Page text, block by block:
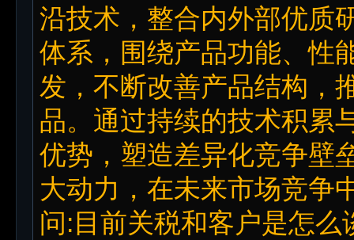
沿技术，整合内外部优质
体系，围绕产品功能、性
发，不断改善产品结构，
品。通过持续的技术积累
优势，塑造差异化竞争壁
大动力，在未来市场竞争
问:目前关税和客户是怎